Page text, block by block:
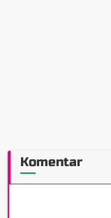
Komentar